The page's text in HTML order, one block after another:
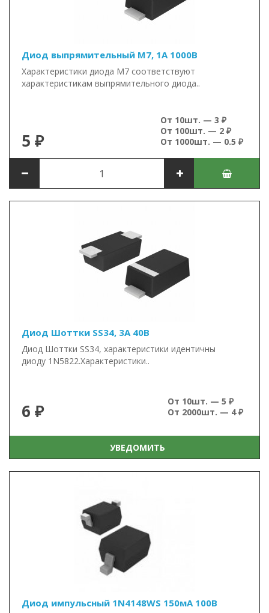
Диод выпрямительный M7, 1А 1000В
Характеристики диода M7 соответствуют
характеристикам выпрямительного диода..
5 ₽
От 10шт. — 3 ₽
От 100шт. — 2 ₽
От 1000шт. — 0.5 ₽
Диод Шоттки SS34, 3А 40В
Диод Шоттки SS34, характеристики идентичны
диоду 1N5822.Характеристики..
6 ₽
От 10шт. — 5 ₽
От 2000шт. — 4 ₽
УВЕДОМИТЬ
Диод импульсный 1N4148WS 150мА 100В